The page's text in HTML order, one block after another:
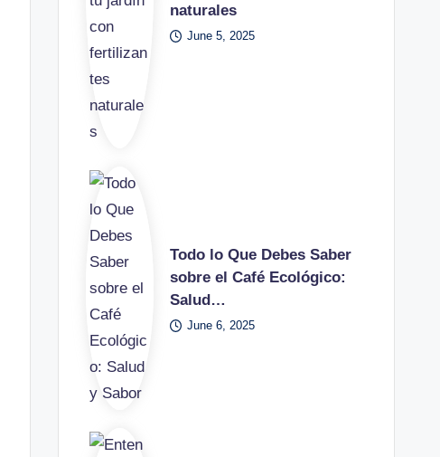
naturales
June 5, 2025
Todo lo Que Debes Saber
sobre el Café Ecológico:
Salud…
June 6, 2025